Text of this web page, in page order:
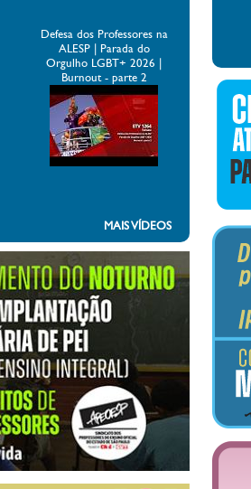
Defesa dos Professores na
ALESP | Parada do
Orgulho LGBT+ 2026 |
Burnout - parte 2
MAIS VÍDEOS